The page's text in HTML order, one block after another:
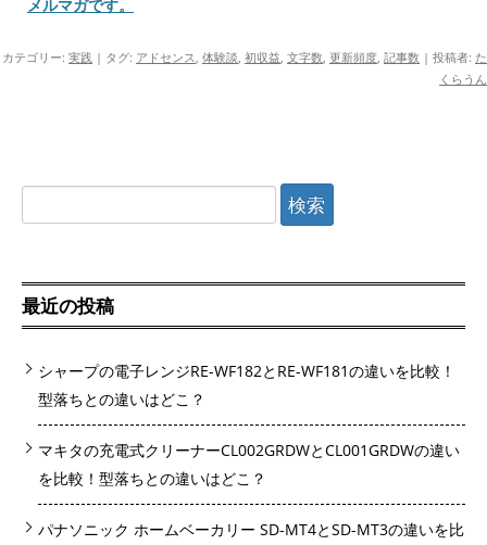
メルマガです。
カテゴリー: 実践 | タグ: アドセンス 体験談 初収益 文字数 更新頻度 記事数 | 投稿者: た
くらうん
索:
最近の投稿
シャープの電子レンジRE-WF182とRE-WF181の違いを比較！
型落ちとの違いはどこ？
マキタの充電式クリーナーCL002GRDWとCL001GRDWの違い
を比較！型落ちとの違いはどこ？
パナソニック ホームベーカリー SD-MT4とSD-MT3の違いを比